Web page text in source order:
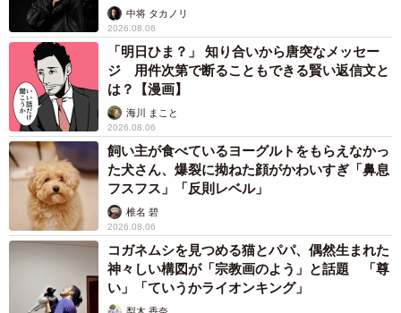
未熟」中将 タカノリ
2026.08.06
「明日ひま？」 知り合いから唐突なメッセー
ジ 用件次第で断ることもできる賢い返信文と
は？【漫画】
海川 まこと
2026.08.06
飼い主が食べているヨーグルトをもらえなかっ
た犬さん、爆裂に拗ねた顔がかわいすぎ「鼻息
フスフス」「反則レベル」
椎名 碧
2026.08.06
コガネムシを見つめる猫とパパ、偶然生まれた
神々しい構図が「宗教画のよう」と話題 「尊
い」「ていうかライオンキング」
梨木 香奈